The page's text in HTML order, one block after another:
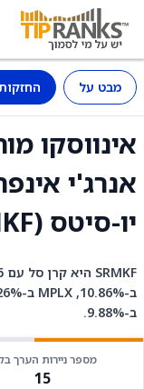
מבט על
אינווסקו
אנרג'י
יו-סיטס (SRMKF) - החזקות
ב-9.88%.
מספר ניירות הערך
15